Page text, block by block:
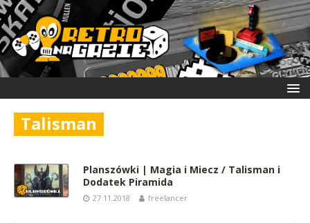
Talisman
Planszówki | Magia i Miecz / Talisman i
Dodatek Piramida
27.11.2018 freelancer